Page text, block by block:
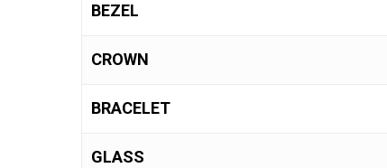
BEZEL
CROWN
BRACELET
GLASS